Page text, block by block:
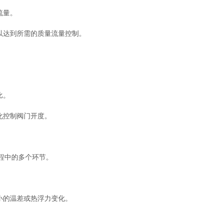
。
到所需的质量流量控制。
制阀门开度。
的多个环节。
温差或热浮力变化。